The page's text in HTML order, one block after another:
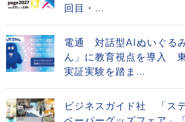
回目・...
電通 対話型AIぬいぐる
ん」に教育視点を導入
実証実験を踏ま...
ビジネスガイド社 「ス